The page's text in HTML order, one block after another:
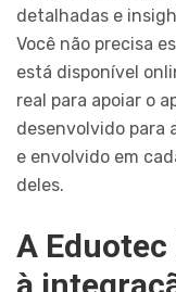
detalhadas e
Você não precisa
está disponível
real para apoiar o
desenvolvido para
e envolvido em
deles.
A